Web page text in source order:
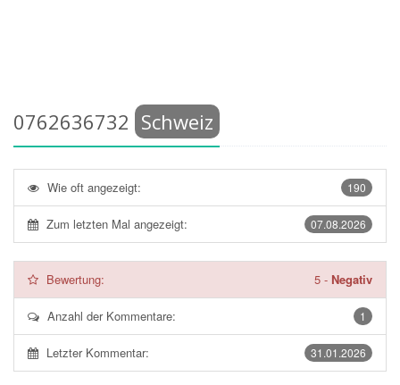
0762636732 Schweiz
190
Wie oft angezeigt:
07.08.2026
Zum letzten Mal angezeigt:
Bewertung: 5 - Negativ
1
Anzahl der Kommentare:
31.01.2026
Letzter Kommentar: